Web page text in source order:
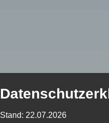
Stand: 22.07.2026